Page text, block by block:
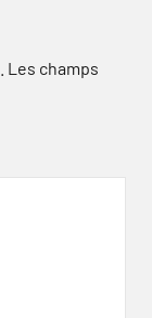
Les champs